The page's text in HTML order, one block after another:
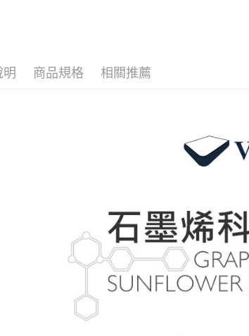
明 商品規格 相關推薦